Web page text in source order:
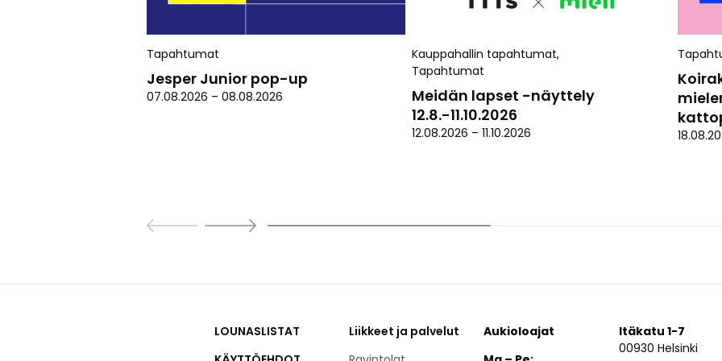
Tapahtumat
Jesper Junior pop-up
07.08.2026 – 08.08.2026
Kauppahallin tapahtumat,
Tapahtumat
Meidän lapset -näyttely
12.8.-11.10.2026
12.08.2026 –11.10.2026
LOUNASLISTAT
Liikkeet ja palvelut
Aukioloajat
Itäkatu 1-7
00930 Helsinki